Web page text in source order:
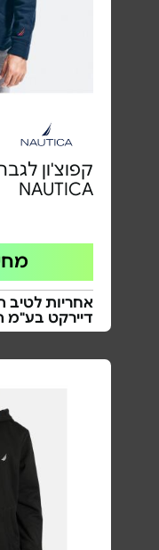
NAUTICA
אחריות לטיב
דיירקט בע"מ